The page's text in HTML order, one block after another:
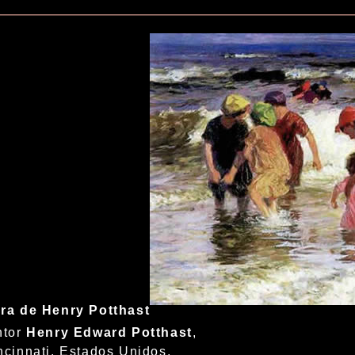
de Henry Potthast
Henry Edward Potthast,
Estados Unidos,